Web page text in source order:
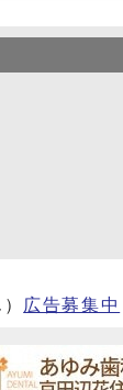
広告募集中